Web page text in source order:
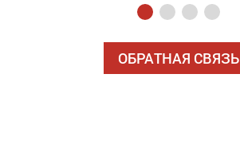
ОБРАТНАЯ СВЯЗЬ